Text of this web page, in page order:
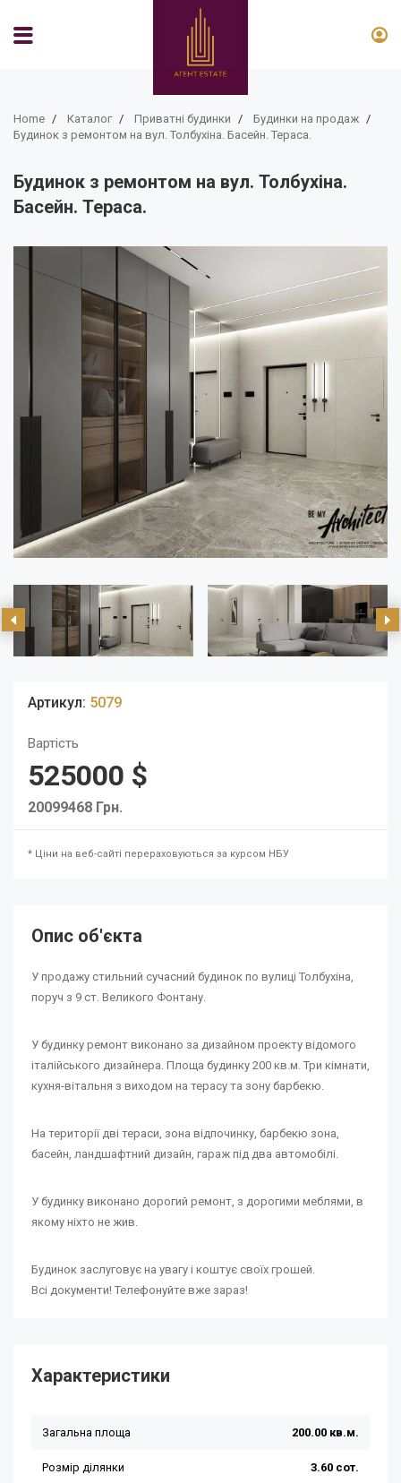
Home / Каталог / Приватні будинки / Будинки на продаж /
Будинок з ремонтом на вул. Толбухіна. Басейн. Тераса.
Будинок з ремонтом на вул. Толбухіна.
Басейн. Тераса.
Артикул: 5079
Вартість
525000 $
20099468 Грн.
* Ціни на веб-сайті перераховуються за курсом НБУ
Опис об'єкта
У продажу стильний сучасний будинок по вулиці Толбухіна,
поруч з 9 ст. Великого Фонтану.
У будинку ремонт виконано за дизайном проекту відомого
італійського дизайнера. Площа будинку 200 кв.м. Три кімнати,
кухня-вітальня з виходом на терасу та зону барбекю.
На території дві тераси, зона відпочинку, барбекю зона,
басейн, ландшафтний дизайн, гараж під два автомобілі.
У будинку виконано дорогий ремонт, з дорогими меблями, в
якому ніхто не жив.
Будинок заслуговує на увагу і коштує своїх грошей.
Всі документи! Телефонуйте вже зараз!
Характеристики